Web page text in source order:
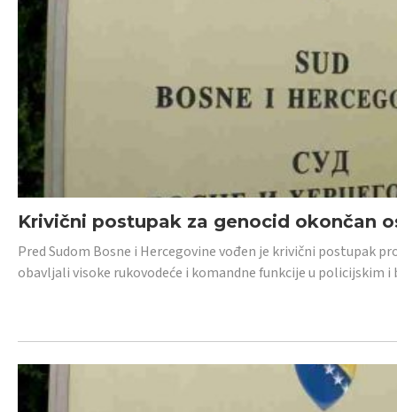
Krivični postupak za genocid okončan
Pred Sudom Bosne i Hercegovine vođen je krivični postupak
obavljali visoke rukovodeće i komandne funkcije u policijskim